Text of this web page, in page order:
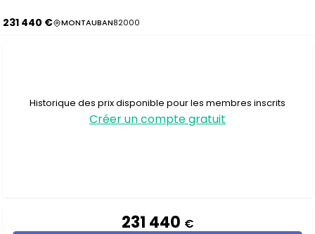
231 440 € MONTAUBAN82000
Historique des prix disponible pour les membres inscrits
Créer un compte gratuit
231 440 €